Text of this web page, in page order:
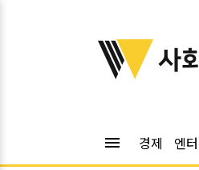
위키트리
사회
menu 경제 엔터